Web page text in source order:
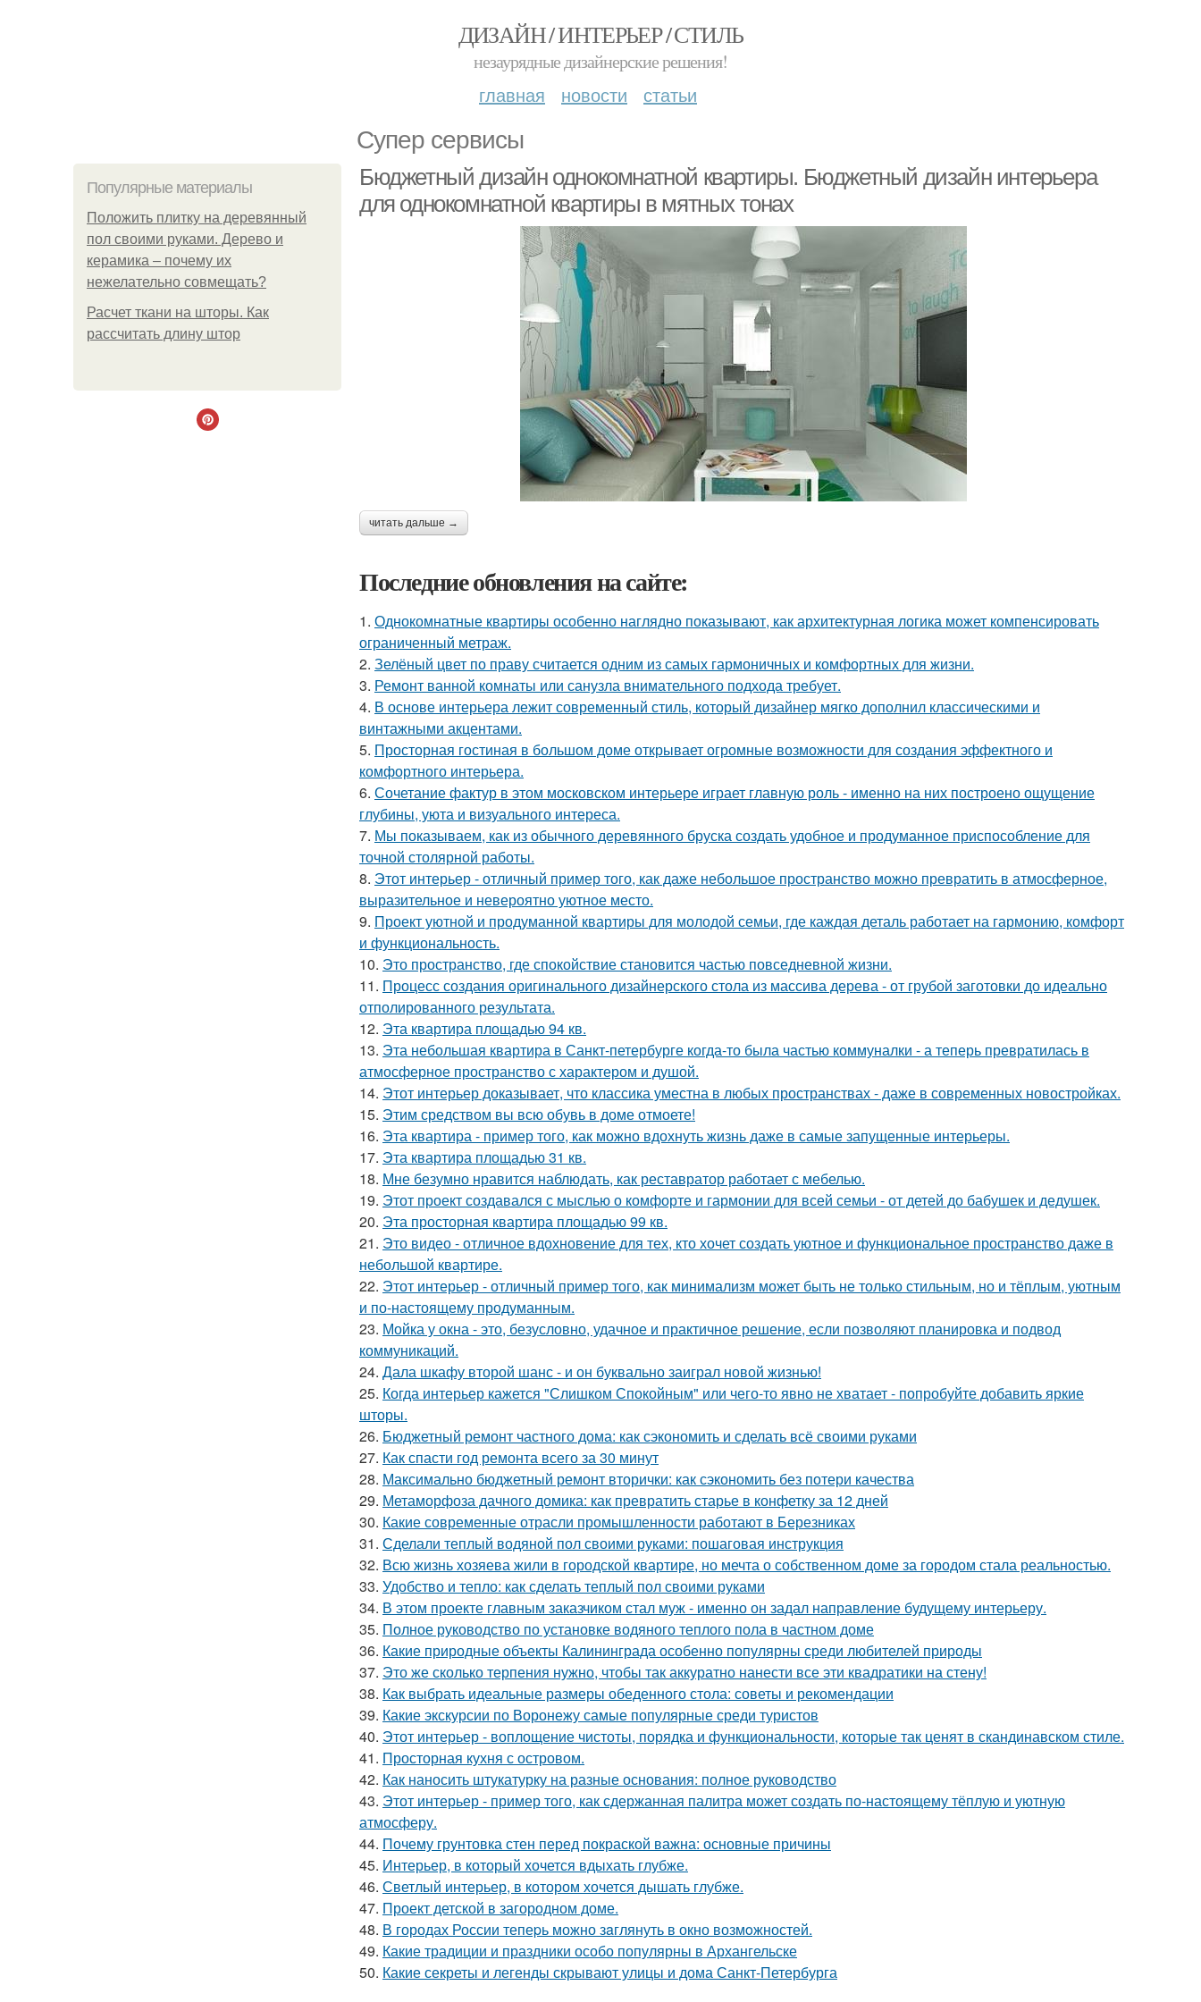
ДИЗАЙН / ИНТЕРЬЕР / СТИЛЬ
незаурядные дизайнерские решения!
главная новости статьи
Супер сервисы
Популярные материалы
Положить плитку на деревянный
пол своими руками. Дерево и
керамика – почему их
нежелательно совмещать?
Расчет ткани на шторы. Как
рассчитать длину штор
Бюджетный дизайн однокомнатной квартиры. Бюджетный дизайн интерьера
для однокомнатной квартиры в мятных тонах
читать дальше →
Последние обновления на сайте:
1. Однокомнатные квартиры особенно наглядно показывают, как архитектурная логика может компенсировать
ограниченный метраж.
2. Зелёный цвет по праву считается одним из самых гармоничных и комфортных для жизни.
3. Ремонт ванной комнаты или санузла внимательного подхода требует.
4. В основе интерьера лежит современный стиль, который дизайнер мягко дополнил классическими и
винтажными акцентами.
5. Просторная гостиная в большом доме открывает огромные возможности для создания эффектного и
комфортного интерьера.
6. Сочетание фактур в этом московском интерьере играет главную роль - именно на них построено ощущение
глубины, уюта и визуального интереса.
7. Мы показываем, как из обычного деревянного бруска создать удобное и продуманное приспособление для
точной столярной работы.
8. Этот интерьер - отличный пример того, как даже небольшое пространство можно превратить в атмосферное,
выразительное и невероятно уютное место.
9. Проект уютной и продуманной квартиры для молодой семьи, где каждая деталь работает на гармонию, комфорт
и функциональность.
10. Это пространство, где спокойствие становится частью повседневной жизни.
11. Процесс создания оригинального дизайнерского стола из массива дерева - от грубой заготовки до идеально
отполированного результата.
12. Эта квартира площадью 94 кв.
13. Эта небольшая квартира в Санкт-петербурге когда-то была частью коммуналки - а теперь превратилась в
атмосферное пространство с характером и душой.
14. Этот интерьер доказывает, что классика уместна в любых пространствах - даже в современных новостройках.
15. Этим средством вы всю обувь в доме отмоете!
16. Эта квартира - пример того, как можно вдохнуть жизнь даже в самые запущенные интерьеры.
17. Эта квартира площадью 31 кв.
18. Мне безумно нравится наблюдать, как реставратор работает с мебелью.
19. Этот проект создавался с мыслью о комфорте и гармонии для всей семьи - от детей до бабушек и дедушек.
20. Эта просторная квартира площадью 99 кв.
21. Это видео - отличное вдохновение для тех, кто хочет создать уютное и функциональное пространство даже в
небольшой квартире.
22. Этот интерьер - отличный пример того, как минимализм может быть не только стильным, но и тёплым, уютным
и по-настоящему продуманным.
23. Мойка у окна - это, безусловно, удачное и практичное решение, если позволяют планировка и подвод
коммуникаций.
24. Дала шкафу второй шанс - и он буквально заиграл новой жизнью!
25. Когда интерьер кажется "Слишком Спокойным" или чего-то явно не хватает - попробуйте добавить яркие
шторы.
26. Бюджетный ремонт частного дома: как сэкономить и сделать всё своими руками
27. Как спасти год ремонта всего за 30 минут
28. Максимально бюджетный ремонт вторички: как сэкономить без потери качества
29. Метаморфоза дачного домика: как превратить старье в конфетку за 12 дней
30. Какие современные отрасли промышленности работают в Березниках
31. Сделали теплый водяной пол своими руками: пошаговая инструкция
32. Всю жизнь хозяева жили в городской квартире, но мечта о собственном доме за городом стала реальностью.
33. Удобство и тепло: как сделать теплый пол своими руками
34. В этом проекте главным заказчиком стал муж - именно он задал направление будущему интерьеру.
35. Полное руководство по установке водяного теплого пола в частном доме
36. Какие природные объекты Калининграда особенно популярны среди любителей природы
37. Это же сколько терпения нужно, чтобы так аккуратно нанести все эти квадратики на стену!
38. Как выбрать идеальные размеры обеденного стола: советы и рекомендации
39. Какие экскурсии по Воронежу самые популярные среди туристов
40. Этот интерьер - воплощение чистоты, порядка и функциональности, которые так ценят в скандинавском стиле.
41. Просторная кухня с островом.
42. Как наносить штукатурку на разные основания: полное руководство
43. Этот интерьер - пример того, как сдержанная палитра может создать по-настоящему тёплую и уютную
атмосферу.
44. Почему грунтовка стен перед покраской важна: основные причины
45. Интерьер, в который хочется вдыхать глубже.
46. Светлый интерьер, в котором хочется дышать глубже.
47. Проект детской в загородном доме.
48. В городах России тепеpь можно зaглянуть в окно возмoжностей.
49. Какие традиции и праздники особо популярны в Архангельске
50. Какие секреты и легенды скрывают улицы и дома Санкт-Петербурга